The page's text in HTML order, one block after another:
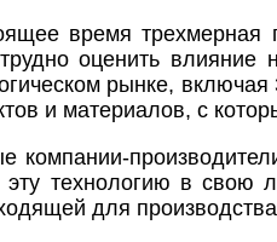
время трехмерная
оценить влияние
рынке,
и материалов, с
компании-
технологию в свою
для